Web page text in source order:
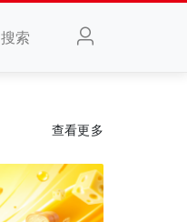
搜索
查看更多